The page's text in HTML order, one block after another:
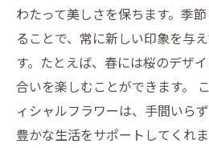
わたって美しさを保ちます。季
ることで、常に新しい印象を与
す。たとえば、春には桜のデザ
合いを楽しむことができます。
ィシャルフラワーは、手間いら
豊かな生活をサポートしてくれ